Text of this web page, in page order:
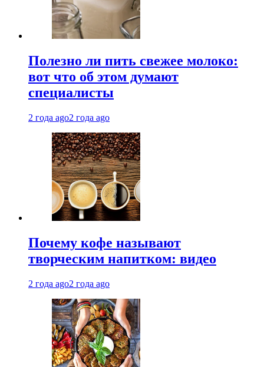
Полезно ли пить свежее молоко:
вот что об этом думают
специалисты
2 года ago2 года ago
Почему кофе называют
творческим напитком: видео
2 года ago2 года ago